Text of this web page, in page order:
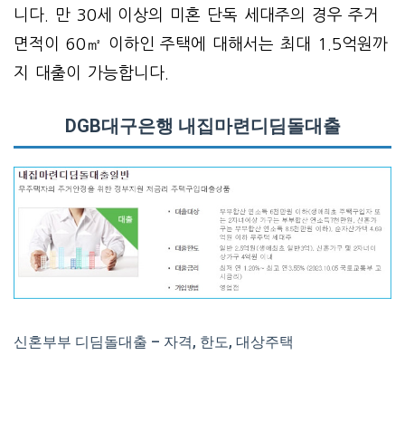
니다. 만 30세 이상의 미혼 단독 세대주의 경우 주거
면적이 60㎡ 이하인 주택에 대해서는 최대 1.5억원까
지 대출이 가능합니다.
DGB대구은행 내집마련디딤돌대출
신혼부부 디딤돌대출 – 자격, 한도, 대상주택